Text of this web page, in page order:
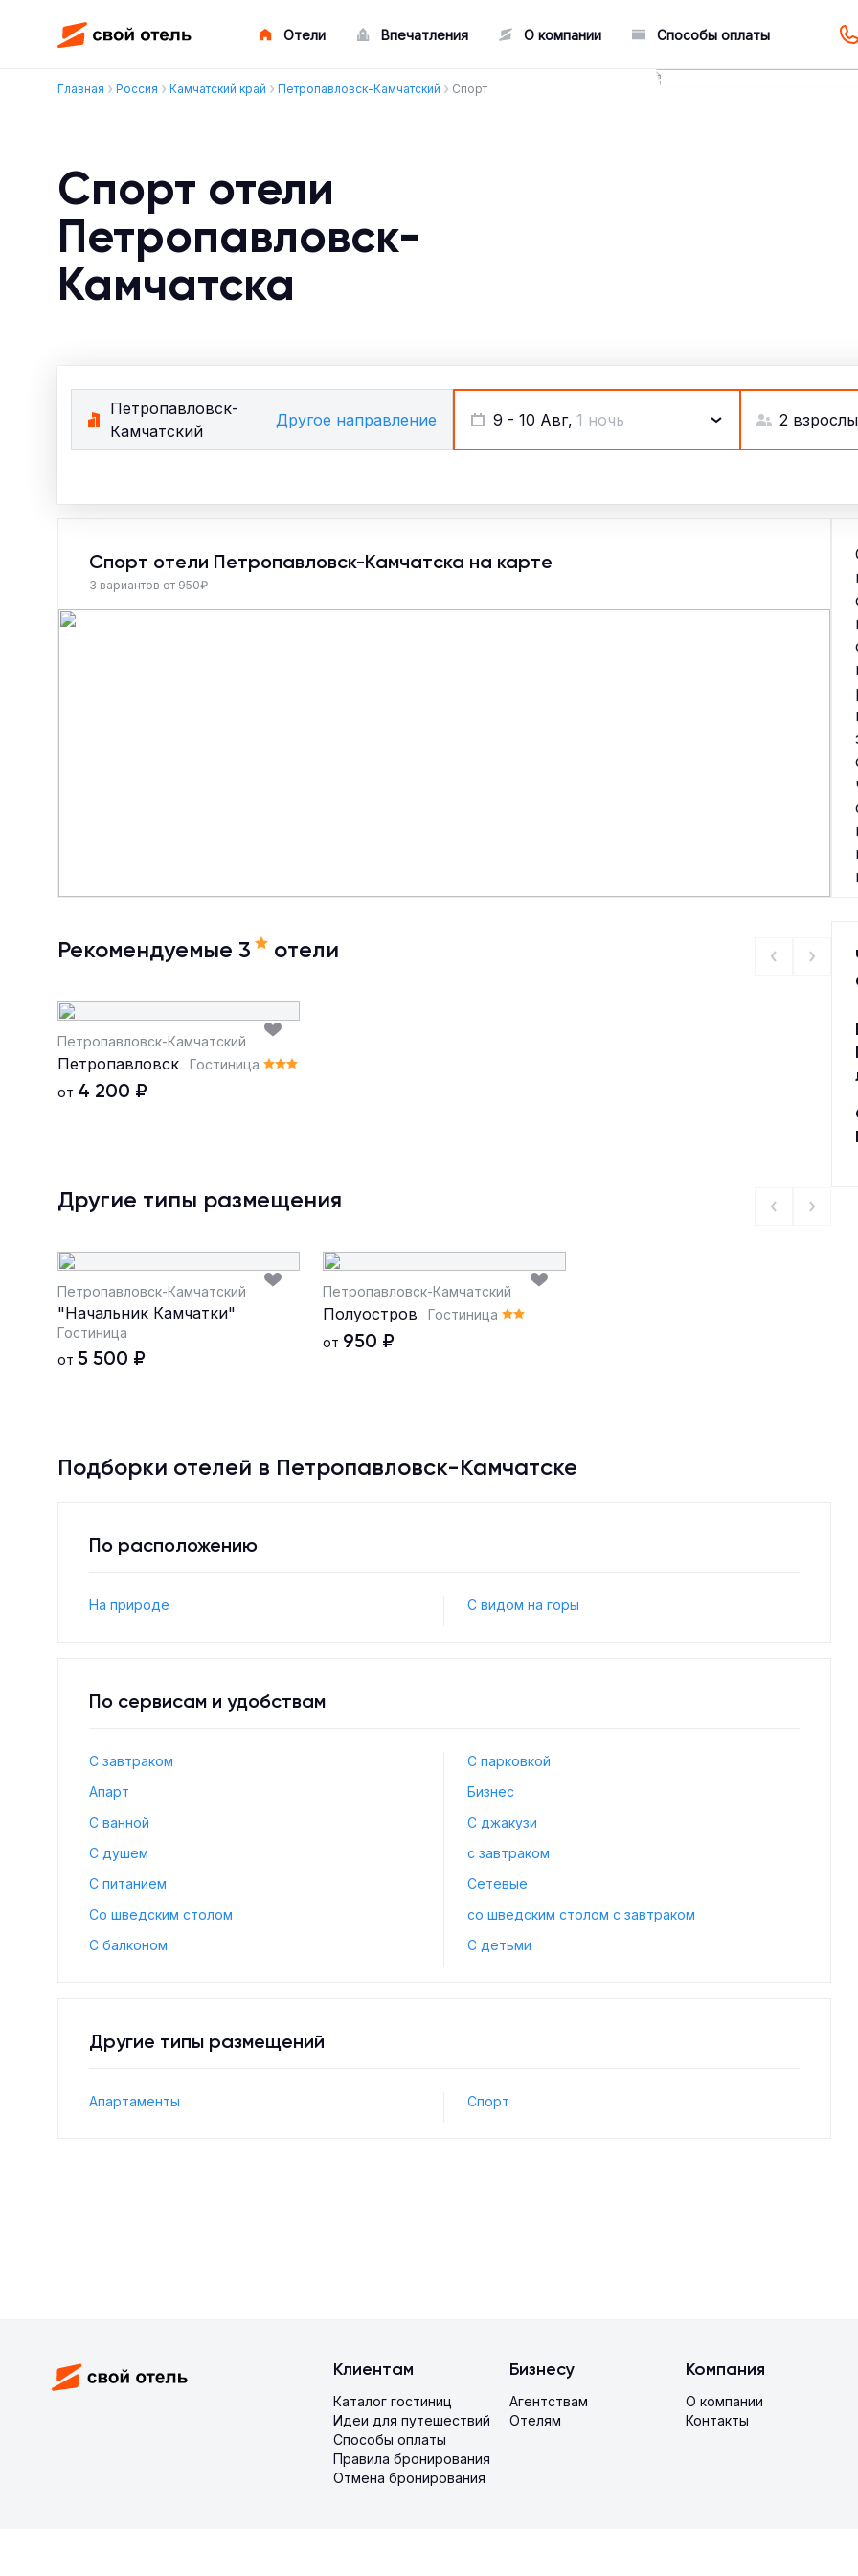
Отели Впечатления О компании Способы оплаты
Главная Россия Камчатский край Петропавловск-Камчатский Спорт
Спорт отели
Петропавловск-
Камчатска
Петропавловск-
Камчатский
Другое направление 9 - 10 Авг, 1 ночь 2
Спорт отели Петропавловск-Камчатска на карте
3 вариантов от 950₽
Рекомендуемые 3 отели
Петропавловск-Камчатский
Петропавловск
Гостиница
от 4 200 ₽
Другие типы размещения
Петропавловск-Камчатский
"Начальник Камчатки"
Гостиница
от 5 500 ₽
Петропавловск-Камчатский
Полуостров
Гостиница
от 950 ₽
Подборки отелей в Петропавловск-Камчатске
По расположению
На природе С видом на горы
По сервисам и удобствам
С завтраком
С парковкой
Апарт
Бизнес
С ванной
С джакузи
С душем
с завтраком
С питанием
Сетевые
Со шведским столом
со шведским столом с завтраком
С балконом
С детьми
Другие типы размещений
Апартаменты Спорт
Клиентам
Каталог гостиниц
Идеи для путешествий
Способы оплаты
Правила бронирования
Отмена бронирования
Бизнесу
Агентствам
Отелям
Компания
О компании
Контакты